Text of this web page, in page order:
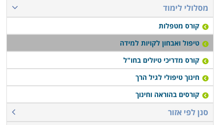
מסלולי לימוד
קורס מטפלות
טיפול ואבחון לקויות למידה
קורס מדריכי טיולים בחו"ל
חינוך טיפולי לגיל הרך
קורסים בהוראה וחינוך
סנן לפי אזור